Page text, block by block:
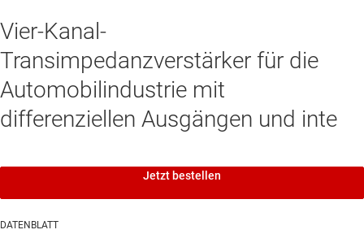
Vier-Kanal-
Transimpedanzverstärker für die
Automobilindustrie mit
differenziellen Ausgängen und inte
Jetzt bestellen
DATENBLATT